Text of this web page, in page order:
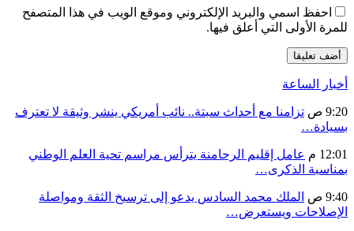
احفظ اسمي والبريد الإلكتروني وموقع الويب في هذا المتصفح
للمرة الأولى التي أعلق فيها.
أخبار الساعة
9:20 ص
تزامنا مع أحداث سبتة.. نائب أمريكي ينشر وثيقة لا تعترف
بسيادة…
12:01 م
عامل إقليم الرحامنة يترأس مراسم تحية العلم الوطني
بمناسبة الذكرى…
9:40 ص
الملك محمد السادس يدعو إلى ترسيخ الثقة ومواصلة
الإصلاحات ويستعرض…